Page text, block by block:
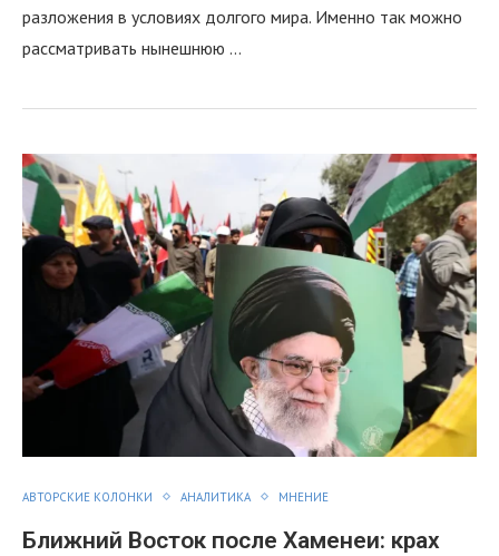
разложения в условиях долгого мира. Именно так можно
рассматривать нынешнюю …
АВТОРСКИЕ КОЛОНКИ АНАЛИТИКА МНЕНИЕ
Ближний Восток после Хаменеи: крах